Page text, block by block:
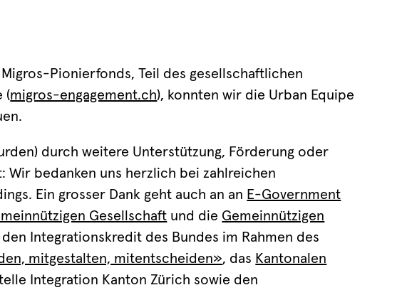
Pionierfonds, Teil des gesellschaftlichen
(migros-engagement.ch), konnten wir die Urban Equipe
durch weitere Unterstützung, Förderung oder
Wir bedanken uns herzlich bei zahlreichen
Ein grosser Dank geht auch an an E-Government
Gesellschaft und die Gemeinnützigen
den Integrationskredit des Bundes im Rahmen des
mitgestalten, mitentscheiden», das Kantonalen
Integration Kanton Zürich sowie den